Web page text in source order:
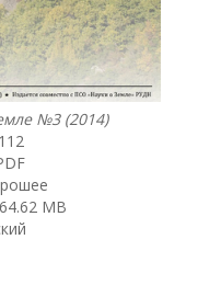
№3 (2014)
MB